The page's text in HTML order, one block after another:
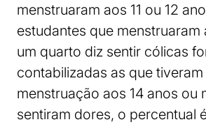
menstruaram aos 11 ou 12
estudantes que menstruaram
um quarto diz sentir cólicas
contabilizadas as que
menstruação aos 14 anos ou
sentiram dores, o percentual